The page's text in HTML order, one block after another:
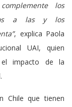
los
a las y los
, explica Paola
UAI, quien
el impacto de la
Chile que tienen